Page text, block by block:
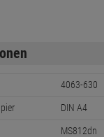
4063-630
DIN A4
MS812dn